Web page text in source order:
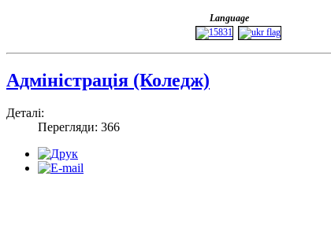
Language
Адміністрація (Коледж)
Деталі:
Перегляди: 366